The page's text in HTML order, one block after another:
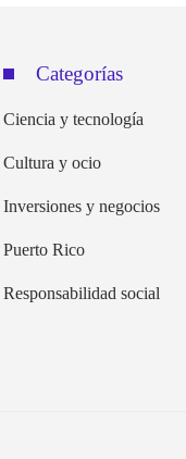
Categorías
Ciencia y tecnología
Cultura y ocio
Inversiones y negocios
Puerto Rico
Responsabilidad social